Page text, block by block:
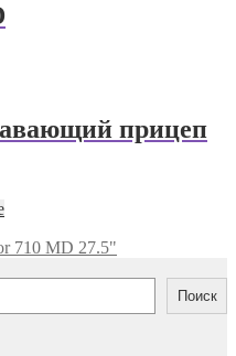
прицеп
710 MD 27.5"
Поиск